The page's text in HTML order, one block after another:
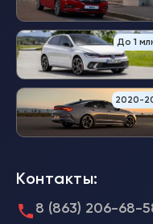
До 1
2020-
Контакты:
8 (863) 206-68-